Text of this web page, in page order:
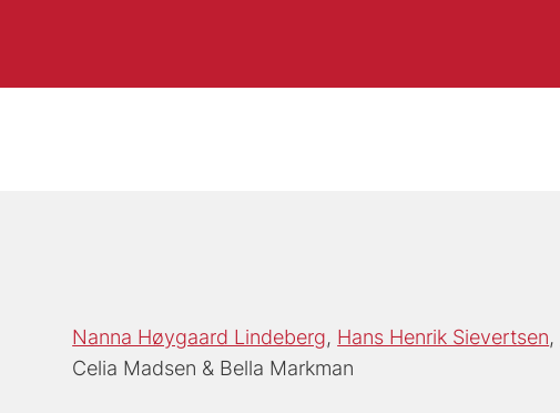
Nanna Høygaard Lindeberg Hans Henrik Sievertsen
Celia Madsen
Bella Markman